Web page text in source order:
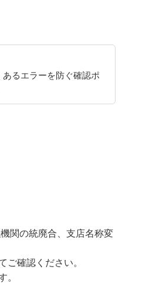
るエラーを防ぐ確認ポ
関の統廃合、支店名称変
ご確認ください。
。